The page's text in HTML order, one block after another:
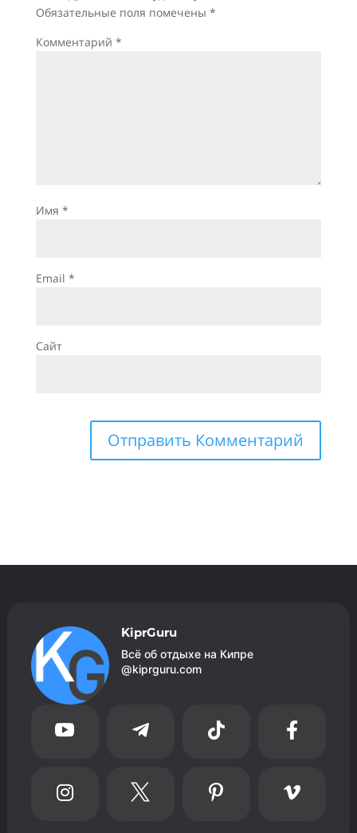
Обязательные поля помечены *
Комментарий *
Имя *
Email *
Сайт
KiprGuru
Всё об отдыхе на Кипре
@kiprguru.com
   
   